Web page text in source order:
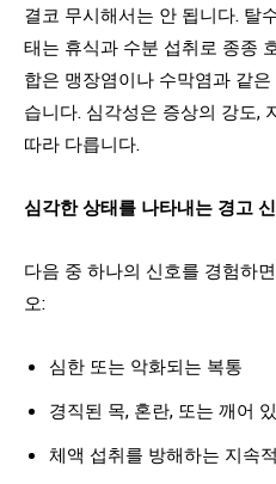
결코 무시해서는 안 됩니다. 탈
태는 휴식과 수분 섭취로 종종
합은 맹장염이나 수막염과 같
습니다. 심각성은 증상의 강도,
따라 다릅니다.
심각한 상태를 나타내는 경고
다음 중 하나의 신호를 경험하
오:
심한 또는 악화되는 복통
경직된 목, 혼란, 또는 깨어
체액 섭취를 방해하는 지속